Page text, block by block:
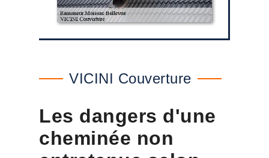
VICINI Couverture
Les dangers d'une
cheminée non